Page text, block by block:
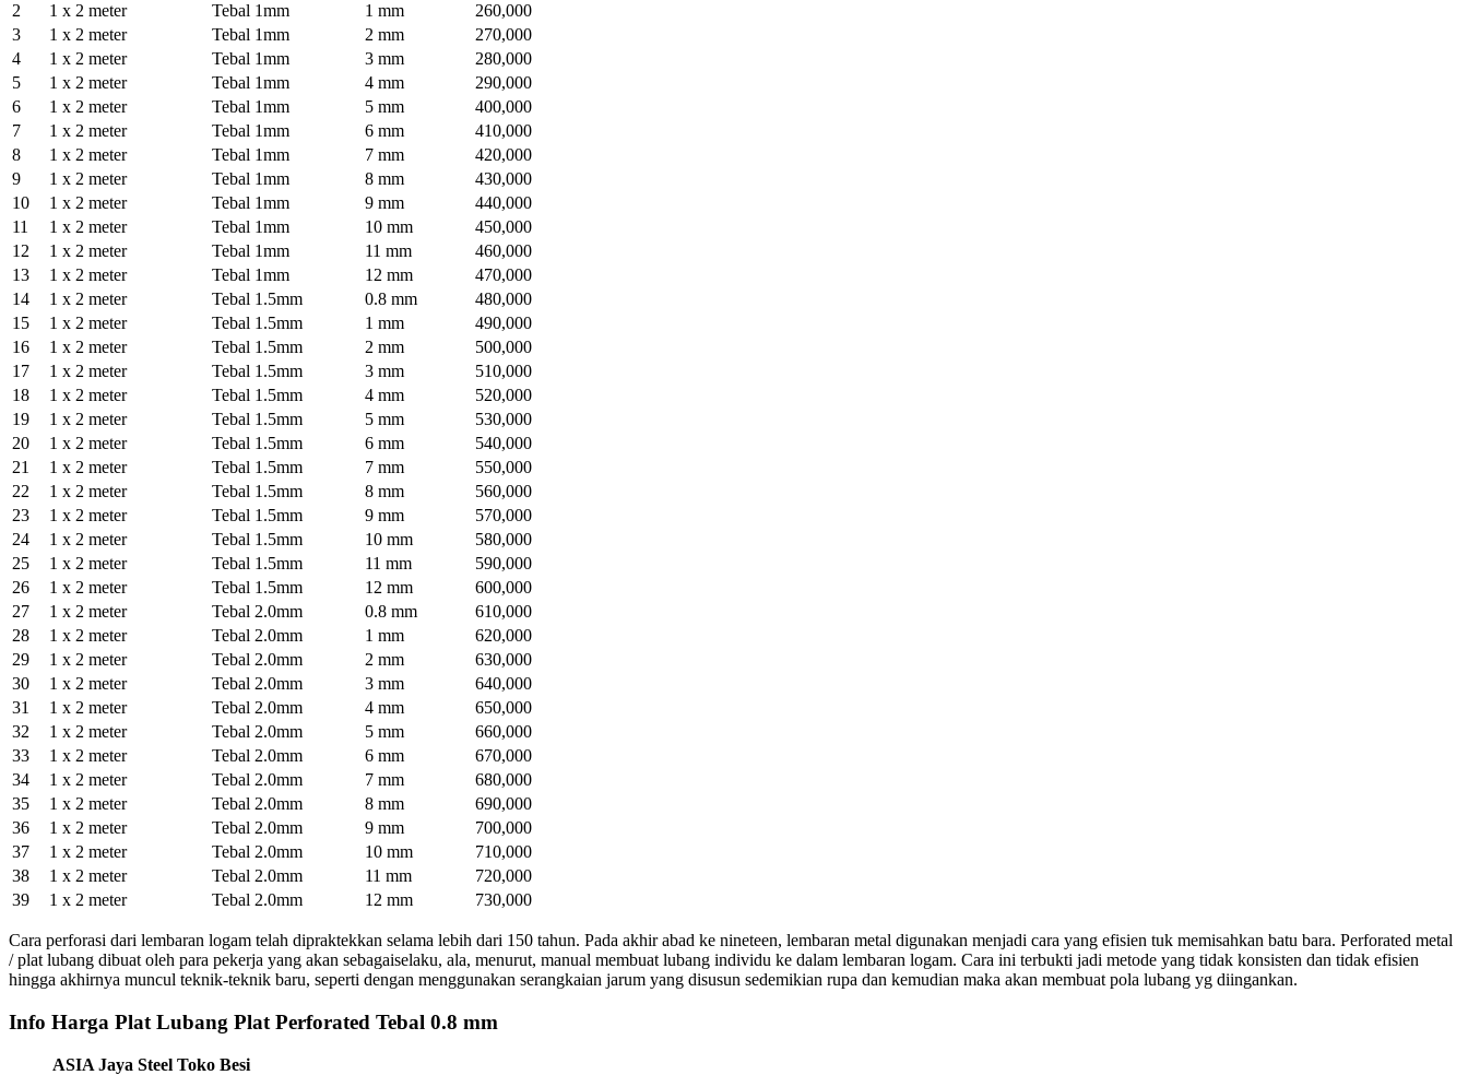
2
1 x 2 meter Tebal 1mm 1 mm
260,000
3
1 x 2 meter Tebal 1mm 2 mm
270,000
4
1 x 2 meter Tebal 1mm 3 mm
280,000
5
1 x 2 meter Tebal 1mm 4 mm
290,000
6
1 x 2 meter Tebal 1mm 5 mm
400,000
7
1 x 2 meter Tebal 1mm 6 mm
410,000
8
1 x 2 meter Tebal 1mm 7 mm
420,000
9
1 x 2 meter Tebal 1mm 8 mm
430,000
10
1 x 2 meter Tebal 1mm 9 mm
440,000
11
1 x 2 meter Tebal 1mm 10 mm
450,000
12
1 x 2 meter Tebal 1mm 11 mm
460,000
13
1 x 2 meter Tebal 1mm 12 mm
470,000
14
1 x 2 meter Tebal 1.5mm 0.8 mm
480,000
15
1 x 2 meter Tebal 1.5mm 1 mm
490,000
16
1 x 2 meter Tebal 1.5mm 2 mm
500,000
17
1 x 2 meter Tebal 1.5mm 3 mm
510,000
18
1 x 2 meter Tebal 1.5mm 4 mm
520,000
19
1 x 2 meter Tebal 1.5mm 5 mm
530,000
20
1 x 2 meter Tebal 1.5mm 6 mm
540,000
21
1 x 2 meter Tebal 1.5mm 7 mm
550,000
22
1 x 2 meter Tebal 1.5mm 8 mm
560,000
23
1 x 2 meter Tebal 1.5mm 9 mm
570,000
24
1 x 2 meter Tebal 1.5mm 10 mm
580,000
25
1 x 2 meter Tebal 1.5mm 11 mm
590,000
26
1 x 2 meter Tebal 1.5mm 12 mm
600,000
27
1 x 2 meter Tebal 2.0mm 0.8 mm
610,000
28
1 x 2 meter Tebal 2.0mm 1 mm
620,000
29
1 x 2 meter Tebal 2.0mm 2 mm
630,000
30
1 x 2 meter Tebal 2.0mm 3 mm
640,000
31
1 x 2 meter Tebal 2.0mm 4 mm
650,000
32
1 x 2 meter Tebal 2.0mm 5 mm
660,000
33
1 x 2 meter Tebal 2.0mm 6 mm
670,000
34
1 x 2 meter Tebal 2.0mm 7 mm
680,000
35
1 x 2 meter Tebal 2.0mm 8 mm
690,000
36
1 x 2 meter Tebal 2.0mm 9 mm
700,000
37
1 x 2 meter Tebal 2.0mm 10 mm
710,000
38
1 x 2 meter Tebal 2.0mm 11 mm
720,000
39
1 x 2 meter Tebal 2.0mm 12 mm 730,000
Cara perforasi dari lembaran logam telah dipraktekkan selama lebih dari 150 tahun. Pada akhir abad ke nineteen, lembaran metal digunakan menjadi cara yang efisien tuk memisahkan batu bara. Perforated metal
/ plat lubang dibuat oleh para pekerja yang akan sebagaiselaku, ala, menurut, manual membuat lubang individu ke dalam lembaran logam. Cara ini terbukti jadi metode yang tidak konsisten dan tidak efisien
hingga akhirnya muncul teknik-teknik baru, seperti dengan menggunakan serangkaian jarum yang disusun sedemikian rupa dan kemudian maka akan membuat pola lubang yg diingankan.
Info Harga Plat Lubang Plat Perforated Tebal 0.8 mm
ASIA Jaya Steel Toko Besi